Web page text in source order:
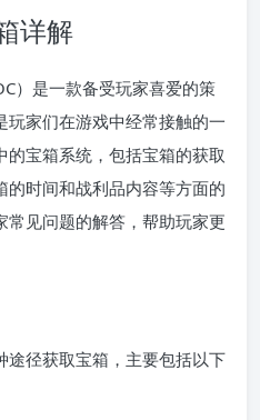
详解
）是一款备受玩家喜爱的策
家们在游戏中经常接触的一
的宝箱系统，包括宝箱的获取
时间和战利品内容等方面的
见问题的解答，帮助玩家更
途径获取宝箱，主要包括以下